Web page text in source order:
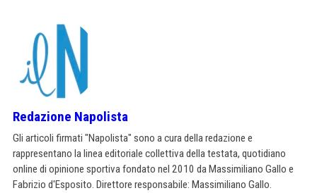
Redazione Napolista
Gli articoli firmati "Napolista" sono a cura della redazione e
rappresentano la linea editoriale collettiva della testata, quotidiano
online di opinione sportiva fondato nel 2010 da Massimiliano Gallo e
Fabrizio d'Esposito. Direttore responsabile: Massimiliano Gallo.